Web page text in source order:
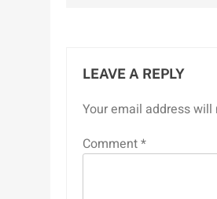
LEAVE A REPLY
Your email address
Comment*